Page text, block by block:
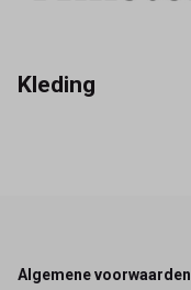
Kleding
Footer
Algemene voorwaarden